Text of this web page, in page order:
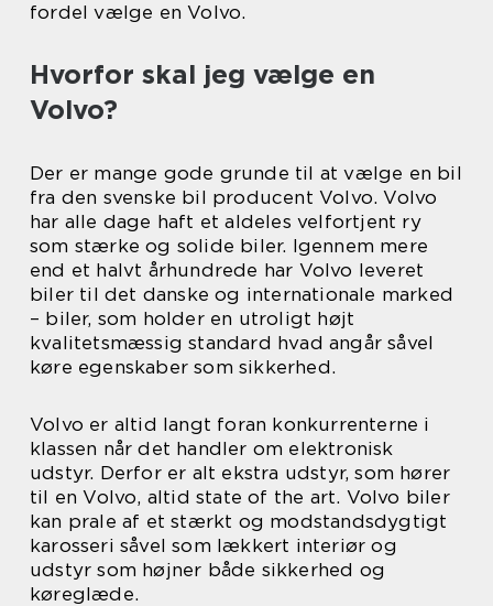
fordel vælge en Volvo.
Hvorfor skal jeg vælge en
Volvo?
Der er mange gode grunde til at vælge en bil
fra den svenske bil producent Volvo. Volvo
har alle dage haft et aldeles velfortjent ry
som stærke og solide biler. Igennem mere
end et halvt århundrede har Volvo leveret
biler til det danske og internationale marked
– biler, som holder en utroligt højt
kvalitetsmæssig standard hvad angår såvel
køre egenskaber som sikkerhed.
Volvo er altid langt foran konkurrenterne i
klassen når det handler om elektronisk
udstyr. Derfor er alt ekstra udstyr, som hører
til en Volvo, altid state of the art. Volvo biler
kan prale af et stærkt og modstandsdygtigt
karosseri såvel som lækkert interiør og
udstyr som højner både sikkerhed og
køreglæde.